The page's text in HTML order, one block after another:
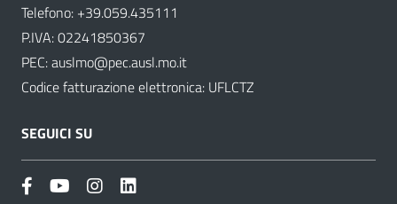
Telefono: +39.059.435111
P.IVA: 02241850367
PEC:auslmo@pec.ausl.mo.it
Codice fatturazione elettronica: UFLCTZ
SEGUICI SU